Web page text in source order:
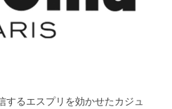
するエスプリを効かせたカジュ